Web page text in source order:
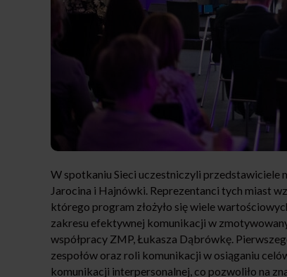
W spotkaniu Sieci uczestniczyli przedstawiciele
Jarocina i Hajnówki. Reprezentanci tych miast
którego program złożyło się wiele
zakresu efektywnej komunikacji w
współpracy ZMP, Łukasza Dąbrówkę.
zespołów oraz roli komunikacji w osiąganiu
komunikacji interpersonalnej, co pozwoliło na